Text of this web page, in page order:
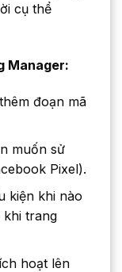
cụ thể
Manager:
đoạn mã
muốn sử
Pixel).
kiện khi nào
khi trang
hoạt lên